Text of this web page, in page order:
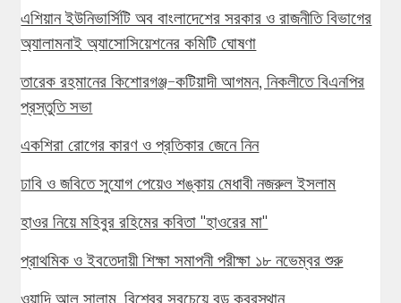
এশিয়ান ইউনিভার্সিটি অব বাংলাদেশের সরকার ও রাজনীতি বিভাগের
অ্যালামনাই অ্যাসোসিয়েশনের কমিটি ঘোষণা
তারেক রহমানের কিশোরগঞ্জ-কটিয়াদী আগমন, নিকলীতে বিএনপির
প্রস্তুতি সভা
একশিরা রোগের কারণ ও প্রতিকার জেনে নিন
ঢাবি ও জবিতে সুযোগ পেয়েও শঙ্কায় মেধাবী নজরুল ইসলাম
হাওর নিয়ে মহিবুর রহিমের কবিতা "হাওরের মা"
প্রাথমিক ও ইবতেদায়ী শিক্ষা সমাপনী পরীক্ষা ১৮ নভেম্বর শুরু